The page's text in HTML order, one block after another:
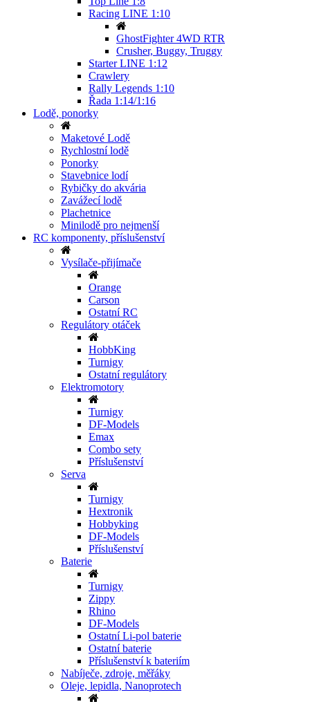
Racing LINE 1:10
GhostFighter 4WD RTR
Crusher, Buggy, Truggy
Starter LINE 1:12
Crawlery
Rally Legends 1:10
Řada 1:14/1:16
Lodě, ponorky
Maketové Lodě
Rychlostní lodě
Ponorky
Stavebnice lodí
Rybičky do akvária
Zavážecí lodě
Plachetnice
Minilodě pro nejmenší
RC komponenty, příslušenství
Vysílače-přijímače
Orange
Carson
Ostatní RC
Regulátory otáček
HobbKing
Turnigy
Ostatní regulátory
Elektromotory
Turnigy
DF-Models
Emax
Combo sety
Příslušenství
Serva
Turnigy
Hextronik
Hobbyking
DF-Models
Příslušenství
Baterie
Turnigy
Zippy
Rhino
DF-Models
Ostatní Li-pol baterie
Ostatní baterie
Příslušenství k bateriím
Nabíječe, zdroje, měřáky
Oleje, lepidla, Nanoprotech